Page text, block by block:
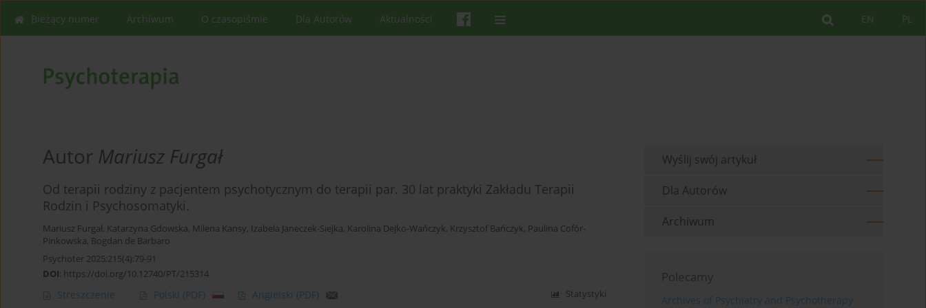
PL
EN
Bieżący numer Archiwum O czasopiśmie Dla Autorów Aktualności
Autor Mariusz Furgał
Od terapii rodziny z pacjentem psychotycznym do terapii par. 30 lat praktyki Zakładu Terapii
Rodzin i Psychosomatyki.
Mariusz Furgał, Katarzyna Gdowska, Milena Kansy, Izabela Janeczek-Siejka, Karolina Dejko-Wańczyk, Krzysztof Bańczyk, Paulina Cofór-
Pinkowska, Bogdan de Barbaro
Psychoter 2025;215(4):79-91
DOI: https://doi.org/10.12740/PT/215314
Streszczenie Polski (PDF) Angielski (PDF) Statystyki
Wyślij swój artykuł
Dla Autorów
Archiwum
Polecamy
Archives of Psychiatry and Psychotherapy